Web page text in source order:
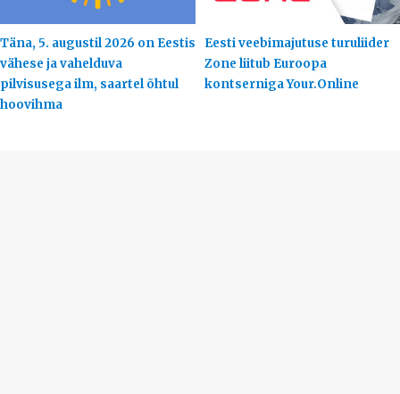
Täna, 5. augustil 2026 on Eestis
vähese ja vahelduva
pilvisusega ilm, saartel õhtul
hoovihma
Eesti veebimajutuse turuliider
Zone liitub Euroopa
kontserniga Your.Online